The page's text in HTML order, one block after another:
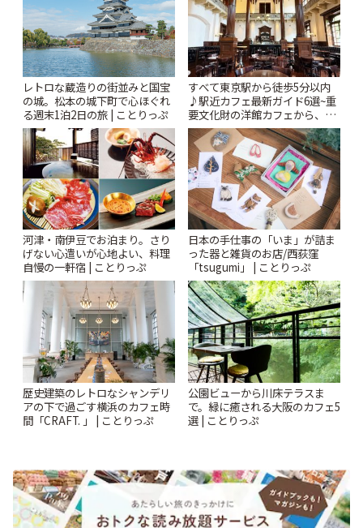
レトロな蔵造りの街並みと国宝
の城。松本の城下町で心ほぐれ
る週末1泊2日の旅 | ことりっぷ
すべて東京駅から徒歩5分以内
♪駅近カフェ最新ガイド6選~重
要文化財の洋館カフェから、改
札すぐのレトロ喫茶まで~ | こと
りっぷ
河津・南伊豆でお泊まり。さり
げない心遣いが心地よい、料理
自慢の一軒宿 | ことりっぷ
日本の手仕事の「いま」が詰ま
った器と雑貨のお店/西荻窪
「tsugumi」 | ことりっぷ
歴史建築のレトロなシャンデリ
アの下で過ごす横浜のカフェ時
間「CRAFT. 」 | ことりっぷ
公園ビューから川床テラスま
で。緑に癒される大阪のカフェ5
選 | ことりっぷ